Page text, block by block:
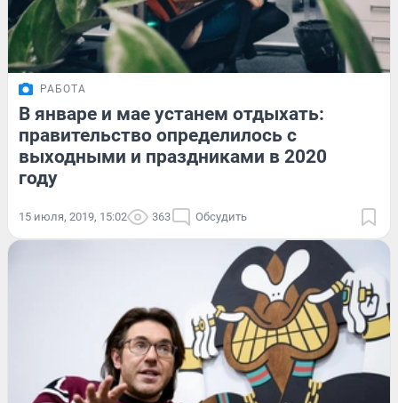
РАБОТА
В январе и мае устанем отдыхать:
правительство определилось с
выходными и праздниками в 2020
году
15 июля, 2019, 15:02 363 Обсудить